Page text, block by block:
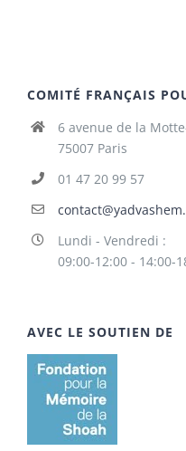
COMITÉ FRANÇAIS
6 avenue de la
75007 Paris
01 47 20 99 57
Lundi - Vendredi :
09:00-12:00 - 14:00-
AVEC LE SOUTIEN DE